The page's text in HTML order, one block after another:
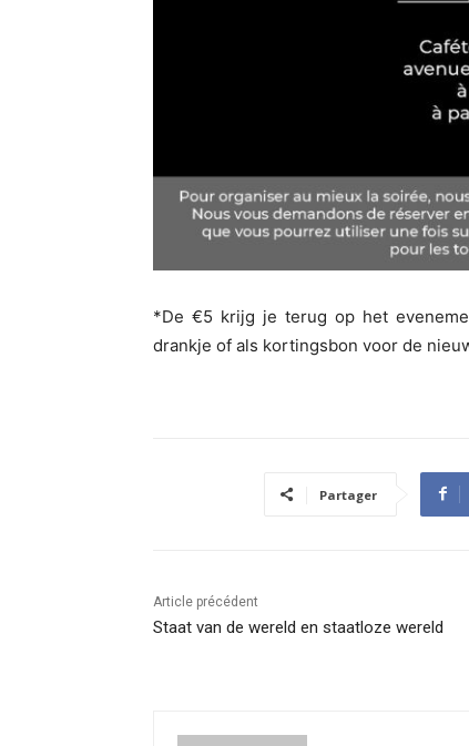
*De €5 krijg je terug op het
drankje of als kortingsbon voor de
Partager
Article précédent
Staat van de wereld en staatloze wereld